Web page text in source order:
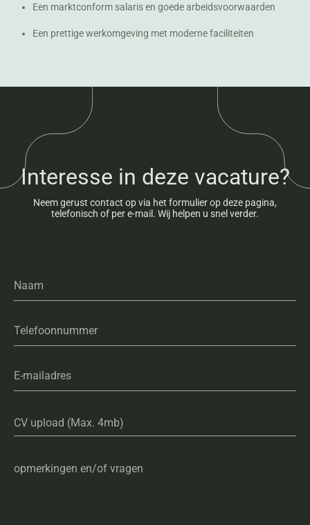
Een marktconform salaris en goede arbeidsvoorwaarden
Een prettige werkomgeving met moderne faciliteiten
Interesse in deze vacature?
Neem gerust contact op via het formulier op deze pagina,
telefonisch of per e-mail. Wij helpen u snel verder.
Naam
Telefoonnummer
E-mailadres
CV upload (Max. 4mb)
opmerkingen en/of vragen